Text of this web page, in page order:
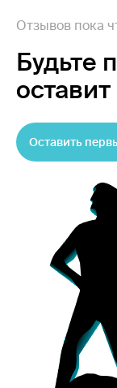
Отзывов пока
Будьте
Оставить